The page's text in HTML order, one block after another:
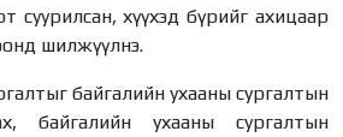
суурилсан, хүүхэд бүрийг ахицаар
шилжүүлнэ.
байгалийн ухааны сургалтын
байгалийн ухааны сургалтын